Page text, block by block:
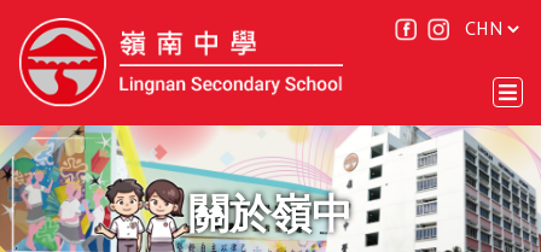
關於嶺中